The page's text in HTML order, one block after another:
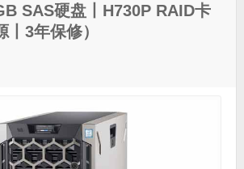
SAS硬盘丨H730P RAID卡
丨3年保修）